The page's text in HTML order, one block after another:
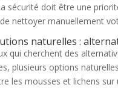
sécurité doit être une
nettoyer manuellement
naturelles :
qui cherchent des
plusieurs options
les mousses et lichens sur